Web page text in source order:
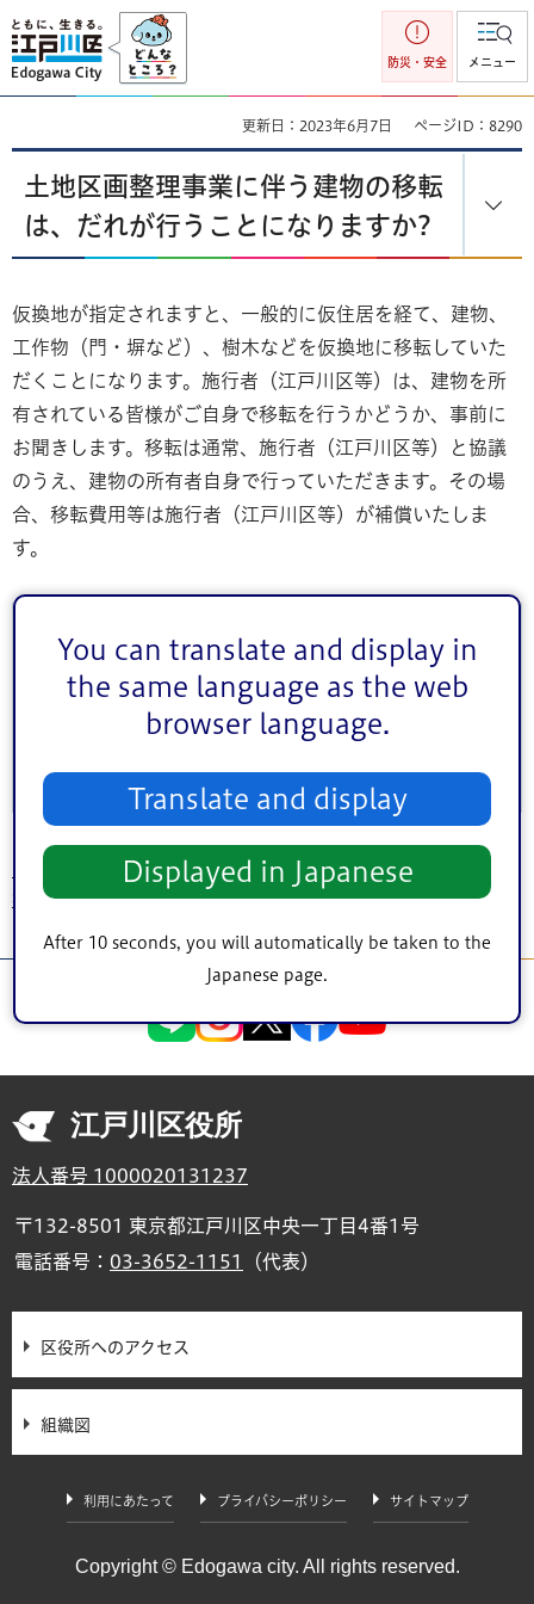
You can translate and display in
the same language as the web
browser language.
Translate and display
Displayed in Japanese
After 10 seconds, you will automatically be taken to the
Japanese page.
江戸川区
防災・安全 メニュー
更新日：2023年6月7日 ページID：8290
土地区画整理事業に伴う建物の移転
は、だれが行うことになりますか?
仮換地が指定されますと、一般的に仮住居を経て、建物、
⼯作物（門・塀など）、樹木などを仮換地に移転していた
だくことになります。施行者（江戸川区等）は、建物を所
有されている皆様がご自身で移転を行うかどうか、事前に
お聞きします。移転は通常、施行者（江戸川区等）と協議
のうえ、建物の所有者自身で行っていただきます。その場
合、移転費用等は施行者（江戸川区等）が補償いたしま
す。
このページに関するお問い合わせ
土木部区画整理課が担当しています。
よくある問い合わせQ＆A> まちづくり・環境>
事業 > 土地区画整理事業に伴う建物の移転は、だれが行うことになりますか?
江戸川区役所
法人番号 1000020131237
〒132-8501 東京都江戸川区中央一丁目4番1号
電話番号： 03-3652-1151 （代表）
区役所へのアクセス
組織図
利用にあたって プライバシーポリシー サイトマップ
Copyright © Edogawa city. All rights reserved.